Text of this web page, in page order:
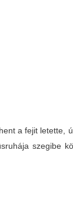
a fejit letette,
szegibe